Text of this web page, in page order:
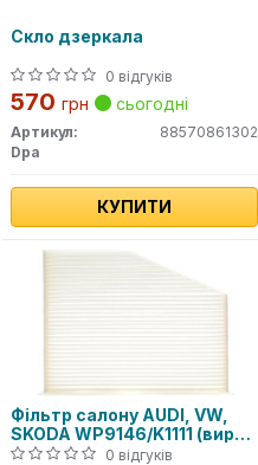
Скло дзеркала
0 відгуків
570 грн сьогодні
Артикул:
88570861302
Dpa
КУПИТИ
Фільтр салону AUDI, VW,
SKODA WP9146/K1111 (вир-
во WIX-FILTERS)
0 відгуків